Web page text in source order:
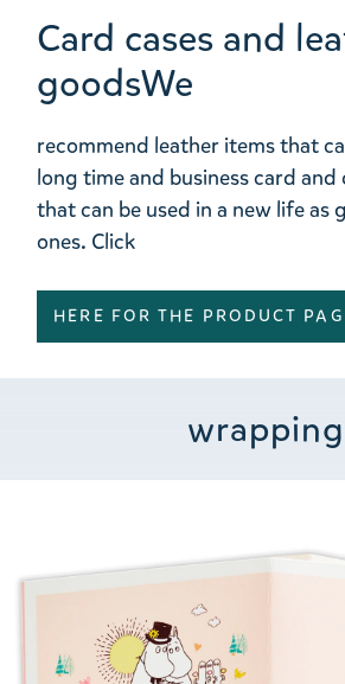
Card cases and
goodsWe
recommend leather items that
long time and business card
that can be used in a new life as
ones. Click
HERE FOR THE PRODUCT
wrapping